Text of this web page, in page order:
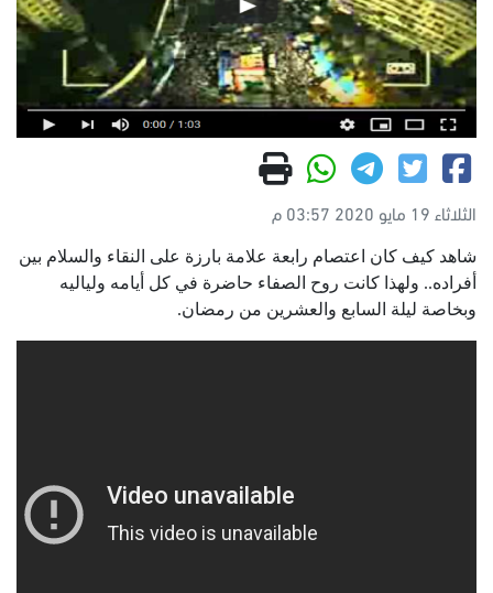
الثلاثاء 19 مايو 2020 03:57 م
شاهد كيف كان اعتصام رابعة علامة بارزة على النقاء والسلام بين
أفراده.. ولهذا كانت روح الصفاء حاضرة في كل أيامه ولياليه
وبخاصة ليلة السابع والعشرين من رمضان.